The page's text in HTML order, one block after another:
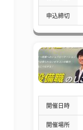
申込締切
開催日時
開催場所